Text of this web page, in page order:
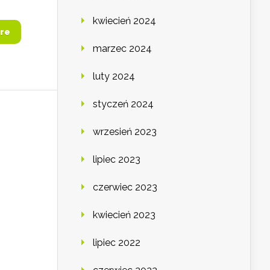
kwiecień 2024
marzec 2024
luty 2024
styczeń 2024
wrzesień 2023
lipiec 2023
czerwiec 2023
kwiecień 2023
lipiec 2022